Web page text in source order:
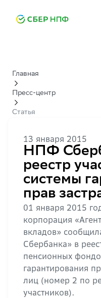
Главная
Пресс-центр
Статья
13 января 2015
НПФ
реестр
системы
прав
01 января 2015
корпорация
вкладов»
Сбербанка» в
пенсионных
гарантирования
лиц (номер 2 по
участников).